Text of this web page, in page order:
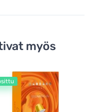
myös